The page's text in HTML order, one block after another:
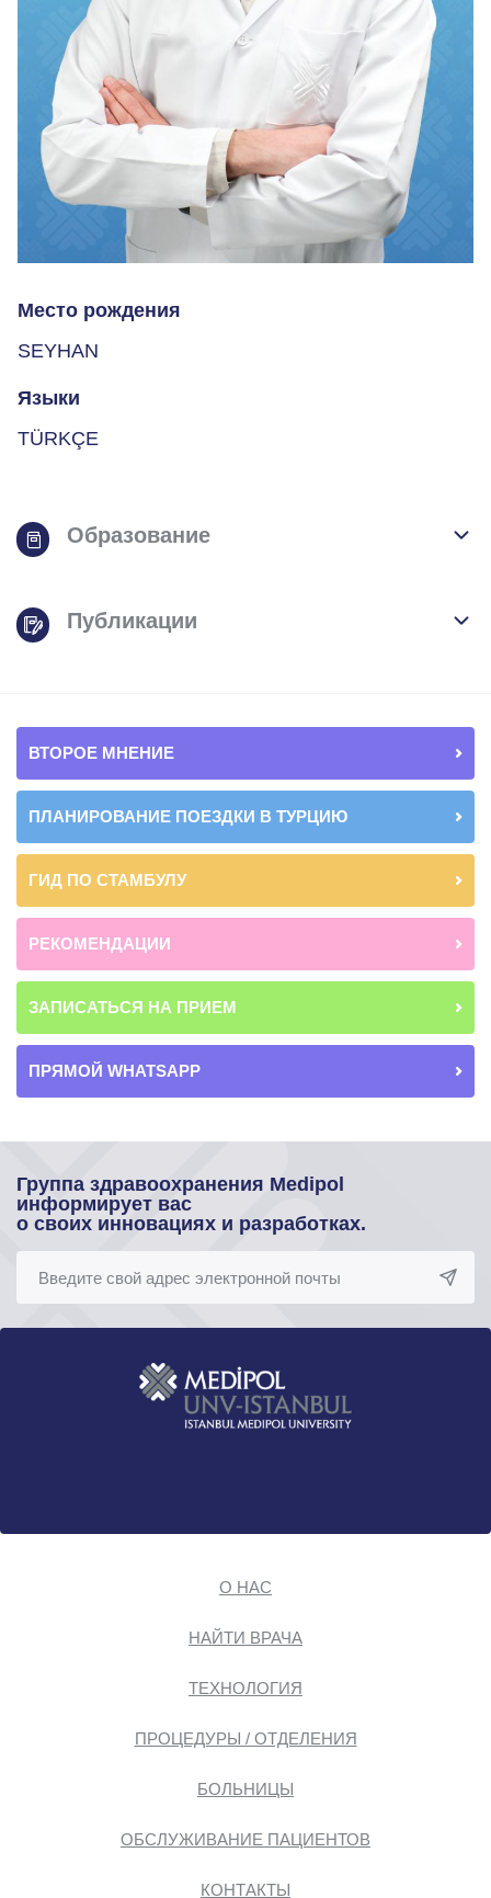
Место рождения
SEYHAN
Языки
TÜRKÇE
Образование
Публикации
ВТОРОЕ МНЕНИЕ
ПЛАНИРОВАНИЕ ПОЕЗДКИ В ТУРЦИЮ
ГИД ПО СТАМБУЛУ
РЕКОМЕНДАЦИИ
ЗАПИСАТЬСЯ НА ПРИЕМ
ПРЯМОЙ WHATSAPP
Группа здравоохранения Medipol
информирует вас
о своих инновациях и разработках.
О НАС
НАЙТИ ВРАЧА
ТЕХНОЛОГИЯ
ПРОЦЕДУРЫ / ОТДЕЛЕНИЯ
БОЛЬНИЦЫ
ОБСЛУЖИВАНИЕ ПАЦИЕНТОВ
КОНТАКТЫ